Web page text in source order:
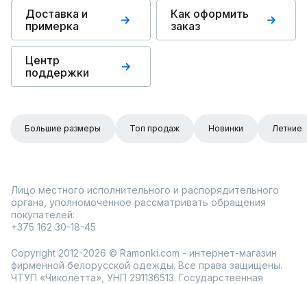
Доставка и
примерка
Как оформить
заказ
Центр
поддержки
Большие размеры Топ продаж Новинки Летние
Лицо местного исполнительного и распорядительного
органа, уполномоченное рассматривать обращения
покупателей:
+375 162 30-18-45
Copyright 2012-2026 © Ramonki.com - интернет-магазин
фирменной белорусской одежды. Все права защищены.
ЧТУП «Чиколетта», УНП 291136513. Государственная